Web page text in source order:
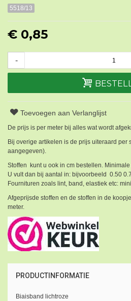
5518/13
€ 0,85
-
Toevoegen aan Verlanglijst
De prijs is per meter bij alles wat wordt
Bij overige artikelen is de prijs uiteraard per
aangegeven).
Stoffen kunt u ook in cm bestellen.
U vult dan bij aantal in: bijvoorbeeld 0.50
Fournituren zoals lint, band, elastiek etc:
Afgeprijsde stoffen en de stoffen in de
meter.
PRODUCTINFORMATIE
Biaisband lichtroze